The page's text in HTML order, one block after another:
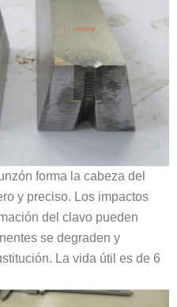
forma la cabeza del
y preciso. Los impactos
del clavo pueden
se degraden y
La vida útil es de 6